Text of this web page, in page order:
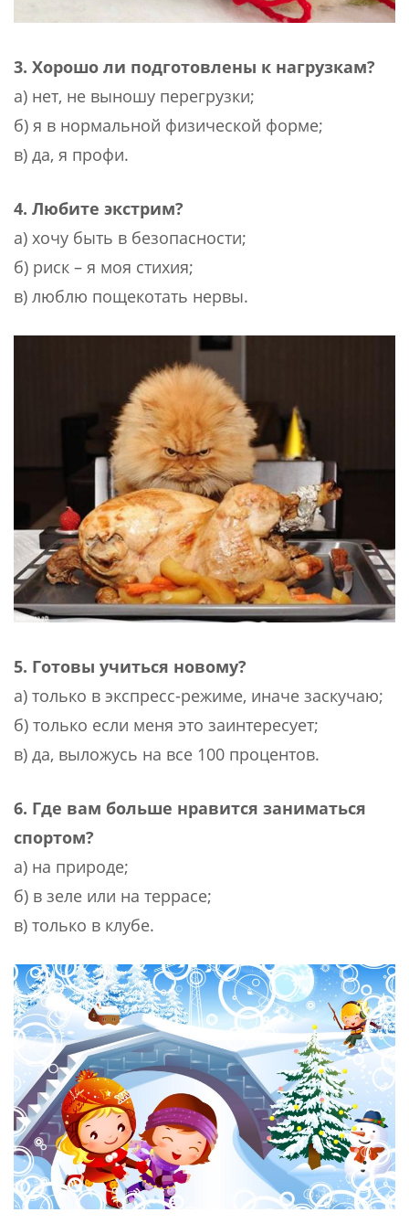
3. Хорошо ли подготовлены к нагрузкам?
а) нет, не выношу перегрузки;
б) я в нормальной физической форме;
в) да, я профи.
4. Любите экстрим?
а) хочу быть в безопасности;
б) риск – я моя стихия;
в) люблю пощекотать нервы.
5. Готовы учиться новому?
а) только в экспресс-режиме, иначе заскучаю;
б) только если меня это заинтересует;
в) да, выложусь на все 100 процентов.
6. Где вам больше нравится заниматься
спортом?
а) на природе;
б) в зеле или на террасе;
в) только в клубе.